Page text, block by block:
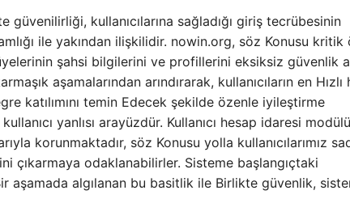
kullanıcılarına sağladığı giriş tecrübesinin
ile yakından ilişkilidir. nowin.org, söz Konusu kritik
şahsi bilgilerini ve profillerini eksiksiz güvenlik
aşamalarından arındırarak, kullanıcıların en Hızlı
katılımını temin Edecek şekilde özenle iyileştirme
yanlısı arayüzdür. Kullanıcı hesap idaresi
korunmaktadır, söz Konusu yolla kullanıcılarımız
çıkarmaya odaklanabilirler. Sisteme başlangıçtaki
aşamada algılanan bu basitlik ile Birlikte güvenlik,